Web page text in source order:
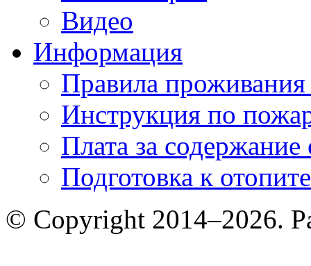
Видео
Информация
Правила
Инструкция по
Плата за
Подготовка к
© Copyright 2014–2026.